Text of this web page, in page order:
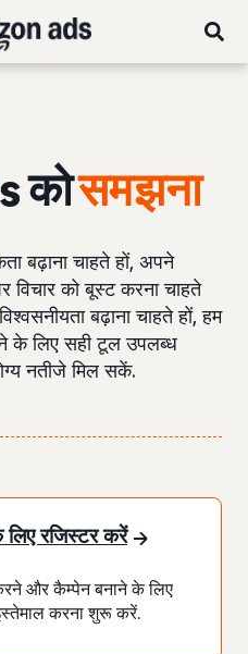
कोसमझना
बढ़ाना चाहते हों, अपने
विचार को बूस्ट करना चाहते
बढ़ाना चाहते हों, हम
के लिए सही टूल उपलब्ध
नतीजे मिल सकें.
रजिस्टर करें
और कैम्पेन बनाने के लिए
करना शुरू करें.